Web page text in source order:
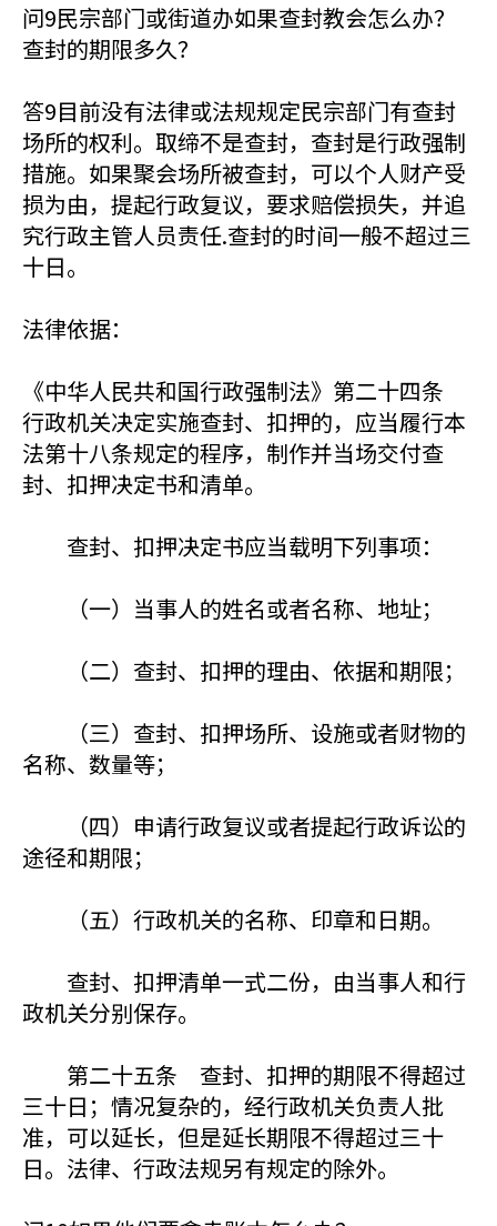
问9民宗部门或街道办如果查封教会怎么办？
查封的期限多久？
答9目前没有法律或法规规定民宗部门有查封
场所的权利。取缔不是查封，查封是行政强制
措施。如果聚会场所被查封，可以个人财产受
损为由，提起行政复议，要求赔偿损失，并追
究行政主管人员责任.查封的时间一般不超过三
十日。
法律依据：
《中华人民共和国行政强制法》第二十四条
行政机关决定实施查封、扣押的，应当履行本
法第十八条规定的程序，制作并当场交付查
封、扣押决定书和清单。
查封、扣押决定书应当载明下列事项：
（一）当事人的姓名或者名称、地址；
（二）查封、扣押的理由、依据和期限；
（三）查封、扣押场所、设施或者财物的
名称、数量等；
（四）申请行政复议或者提起行政诉讼的
途径和期限；
（五）行政机关的名称、印章和日期。
查封、扣押清单一式二份，由当事人和行
政机关分别保存。
第二十五条 查封、扣押的期限不得超过
三十日；情况复杂的，经行政机关负责人批
准，可以延长，但是延长期限不得超过三十
日。法律、行政法规另有规定的除外。